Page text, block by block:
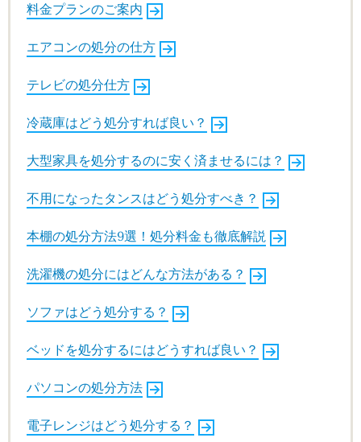
料金プランのご案内
エアコンの処分の仕方
テレビの処分仕方
冷蔵庫はどう処分すれば良い？
大型家具を処分するのに安く済ませるには？
不用になったタンスはどう処分すべき？
本棚の処分方法9選！処分料金も徹底解説
洗濯機の処分にはどんな方法がある？
ソファはどう処分する？
ベッドを処分するにはどうすれば良い？
パソコンの処分方法
電子レンジはどう処分する？